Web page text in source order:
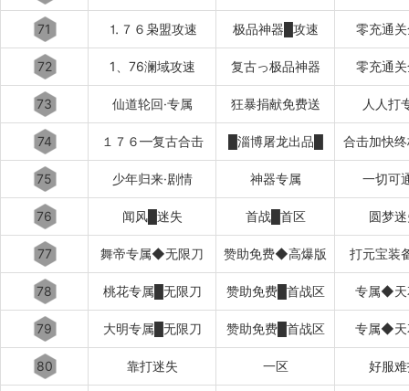
71 ⒈７６枭盟攻速 极品神器█攻速 零充通
72 1、76澜域攻速 复古っ极品神器 零充通
73 仙道轮回·专属 狂暴捐献免费送 人人打
74 １７６━复古合击 █淄博屠龙出品█ 合击加快
75 少年归来·剧情 神器专属 一切可
76 闻风█迷失 首战█首区 圆梦
77 舞帝专属◆无限刀 赞助免费◆高爆版 打元宝装
78 桃花专属█无限刀 赞助免费█首战区 专属◆天
79 大明专属█无限刀 赞助免费█首战区 专属◆天
80 靠打迷失 一区 好服